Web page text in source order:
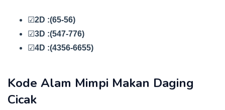
☑2D :(65-56)
☑3D :(547-776)
☑4D :(4356-6655)
Kode Alam Mimpi Makan Daging
Cicak